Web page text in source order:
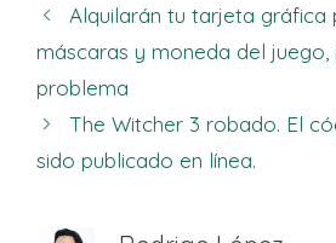
Alquilarán tu tarjeta gráfica
máscaras y moneda del juego,
problema
The Witcher 3 robado. El
sido publicado en línea.